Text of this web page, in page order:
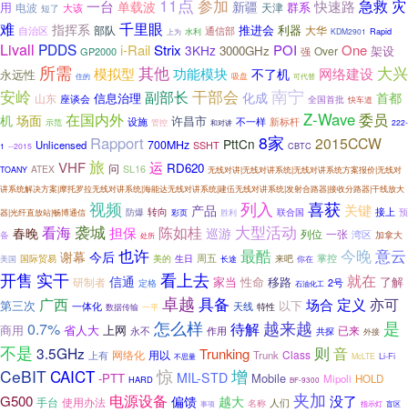
用 电波 短了 大该 一台 单载波 11点 参加 新疆 天津 群系 快速路 急救 灾
难 自治区 指挥系 部队 千里眼 上为 水利 通信部 推进会 利器 大华 KDM2901 Rapid
Livall PDDS GP2000 i-RailStrix 3KHz 3000GHz POI 强 Over One 架设
永远性 所需 住的 模拟型 其他功能模块 吸盘 不了机 可代替 网络建设 大兴
安岭 山东 座谈会 信息治理 副部长 干部会 化成 南宁 全国首批 快车道 首都
机 场面 示范 在国内外 设施 管控 许昌市 和对讲 不一样 新标杆 Z-Wave委员 222-
1 --2015 Unlicensed Rapport 700MHz SSHT PttCn 8家 CBTC 2015CCW
TOANY ATEX VHF旅 问 SL16 运 RD620 无线对讲|无线对讲系统|无线对讲系统方案报价|无线对
讲系统解决方案|摩托罗拉无线对讲系统|海能达无线对讲系统|建伍无线对讲系统|发射合路器|接收分路器|干线放大
器|光纤直放站|畅博通信 视频 防爆 转向 彩页 产品 胜利 列入 联合国 喜获 关键 接上 预
备 春晚 看海 袭城担保 处所 陈如桂 巡游 大型活动 列位 一张 湾区 加拿大
美国 国际贸易 谢幕 今后 也许 美的 生日 周五 长途 最酷 来吧 你在 掌控 今晚意云
开售 实干 研制者 信通 定格 看上去 家当 性命 移路 石油化工 2号 就在 了解
第三次 广西 一体化 数据传输 一平 卓越 具备 天线 特性 以下 场合 定义 亦可
商用 0.7% 省人大 上网 永不 怎么样 作用 待解 越来越 共探 已来 外接 是
不是 3.5GHz 上有 网络化 用以 不思量 Trunking Trunk Class 则 音 McLTE Li-Fi
CeBITCAICT -PTT HARD 惊 MIL-STD 增 Mobile BF-9300 Mipoli HOLD
G500 手台 使用办法 电源设备 偏馈 事项 越大 名称 人们 夹加 没了 指示灯 盲区